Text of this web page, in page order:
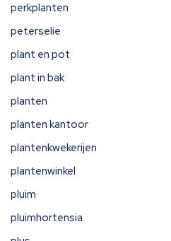
perkplanten
peterselie
plant en pot
plant in bak
planten
planten kantoor
plantenkwekerijen
plantenwinkel
pluim
pluimhortensia